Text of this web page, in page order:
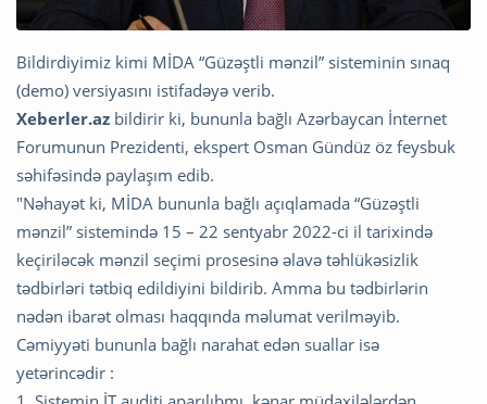
Bildirdiyimiz kimi MİDA “Güzəştli mənzil” sisteminin sınaq
(demo) versiyasını istifadəyə verib.
Xeberler.az bildirir ki, bununla bağlı Azərbaycan İnternet
Forumunun Prezidenti, ekspert Osman Gündüz öz feysbuk
səhifəsində paylaşım edib.
"Nəhayət ki, MİDA bununla bağlı açıqlamada “Güzəştli
mənzil” sistemində 15 – 22 sentyabr 2022-ci il tarixində
keçiriləcək mənzil seçimi prosesinə əlavə təhlükəsizlik
tədbirləri tətbiq edildiyini bildirib. Amma bu tədbirlərin
nədən ibarət olması haqqında məlumat verilməyib.
Cəmiyyəti bununla bağlı narahat edən suallar isə
yetərincədir :